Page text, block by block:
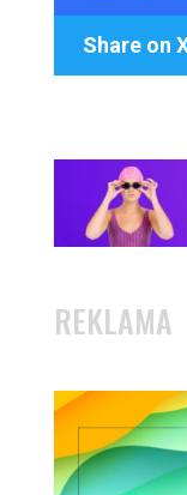
Share on
REKLAMA